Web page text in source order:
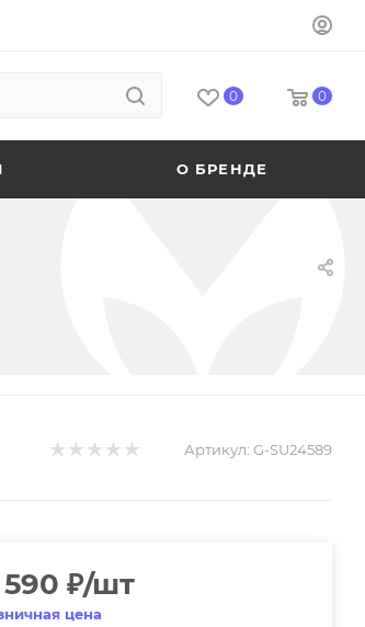
0 0
О БРЕНДЕ
Артикул: G-SU24589
₽/шт
цена